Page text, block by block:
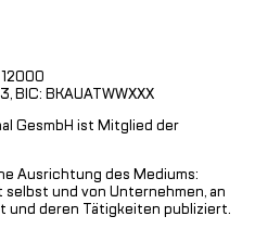
BIC: BKAUATWWXXX
GesmbH ist Mitglied der
Ausrichtung des Mediums:
und von Unternehmen, an
und deren Tätigkeiten publiziert.